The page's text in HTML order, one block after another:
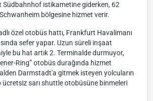
istikametine giderken, 62
bölgesine hizmet verir.
özel otobüs hattı, Frankfurt Havalimanı
sefer yapar. Uzun süreli inşaat
bu hat artık 2. Terminalde durmuyor,
Ring” otobüs durağında hizmet
Darmstadt'a gitmek isteyen yolcuların
ücretsiz sarı shuttle otobüsüne binmeleri